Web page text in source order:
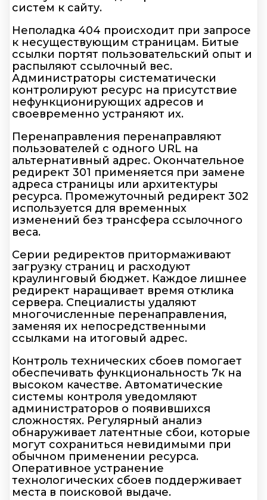
систем к сайту.
Неполадка 404 происходит при запросе
к несуществующим страницам. Битые
ссылки портят пользовательский опыт и
распыляют ссылочный вес.
Администраторы систематически
контролируют ресурс на присутствие
нефункционирующих адресов и
своевременно устраняют их.
Перенаправления перенаправляют
пользователей с одного URL на
альтернативный адрес. Окончательное
редирект 301 применяется при замене
адреса страницы или архитектуры
ресурса. Промежуточный редирект 302
используется для временных
изменений без трансфера ссылочного
веса.
Серии редиректов притормаживают
загрузку страниц и расходуют
краулинговый бюджет. Каждое лишнее
редирект наращивает время отклика
сервера. Специалисты удаляют
многочисленные перенаправления,
заменяя их непосредственными
ссылками на итоговый адрес.
Контроль технических сбоев помогает
обеспечивать функциональность 7к на
высоком качестве. Автоматические
системы контроля уведомляют
администраторов о появившихся
сложностях. Регулярный анализ
обнаруживает латентные сбои, которые
могут сохраниться невидимыми при
обычном применении ресурса.
Оперативное устранение
технологических сбоев поддерживает
места в поисковой выдаче.